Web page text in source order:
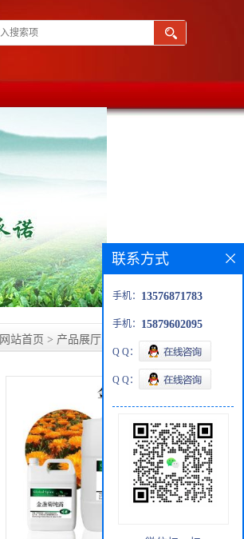
网站首页 > 产品展厅 天然纯露花水
联系方式
手机： 13576871783
手机： 15879602095
Q Q：
Q Q：